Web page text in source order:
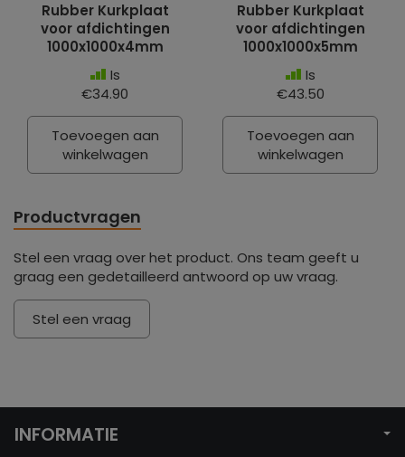
Rubber Kurkplaat
voor afdichtingen
1000x1000x4mm
Is
€34.90
Toevoegen aan
winkelwagen
Rubber Kurkplaat
voor afdichtingen
1000x1000x5mm
Is
€43.50
Toevoegen aan
winkelwagen
Productvragen
Stel een vraag over het product. Ons team geeft u
graag een gedetailleerd antwoord op uw vraag.
Stel een vraag
INFORMATIE